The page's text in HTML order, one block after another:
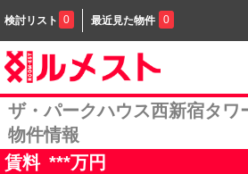
検討リスト 0 最近見た物件 0
ザ・パークハウス西新宿タワ
物件情報
賃料 ***万円